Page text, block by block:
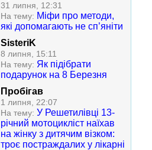
31 липня, 12:31
На тему: Міфи про методи,
які допомагають не сп’яніти
SisteriK
8 липня, 15:11
На тему: Як підібрати
подарунок на 8 Березня
Пробігав
1 липня, 22:07
На тему: У Решетилівці 13-
річний мотоцикліст наїхав
на жінку з дитячим візком:
троє постраждалих у лікарні